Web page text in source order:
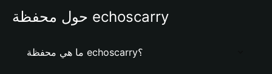
حول محفظة echoscarry
ما هي محفظة echoscarry؟